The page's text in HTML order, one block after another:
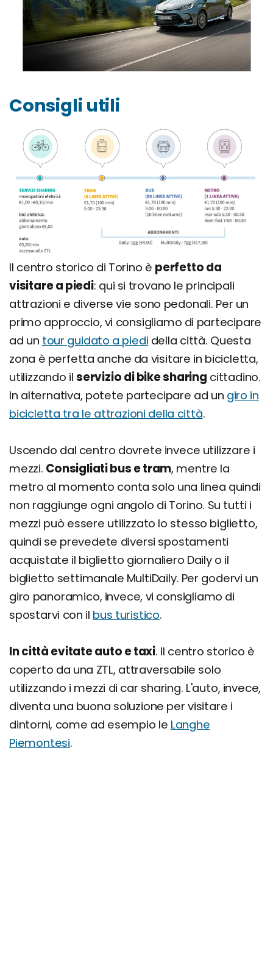
Consigli utili
Il centro storico di Torino è perfetto da
visitare a piedi: qui si trovano le principali
attrazioni e diverse vie sono pedonali. Per un
primo approccio, vi consigliamo di partecipare
ad un tour guidato a piedi della città. Questa
zona è perfetta anche da visitare in bicicletta,
utilizzando ilservizio di bike sharing cittadino.
In alternativa, potete partecipare ad un giro in
bicicletta tra le attrazioni della città.
Uscendo dal centro dovrete invece utilizzare i
mezzi. Consigliati bus e tram, mentre la
metro al momento conta solo una linea quindi
non raggiunge ogni angolo di Torino. Su tutti i
mezzi può essere utilizzato lo stesso biglietto,
quindi se prevedete diversi spostamenti
acquistate il biglietto giornaliero Daily o il
biglietto settimanale MultiDaily. Per godervi un
giro panoramico, invece, vi consigliamo di
spostarvi con il bus turistico.
In città evitate auto e taxi. Il centro storico è
coperto da una ZTL, attraversabile solo
utilizzando i mezzi di car sharing. L'auto, invece,
diventa una buona soluzione per visitare i
dintorni, come ad esempio le Langhe
Piemontesi.